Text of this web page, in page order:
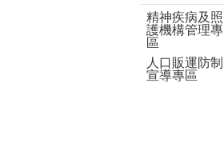
精神疾病及照
護機構管理專
區
人口販運防制
宣導專區